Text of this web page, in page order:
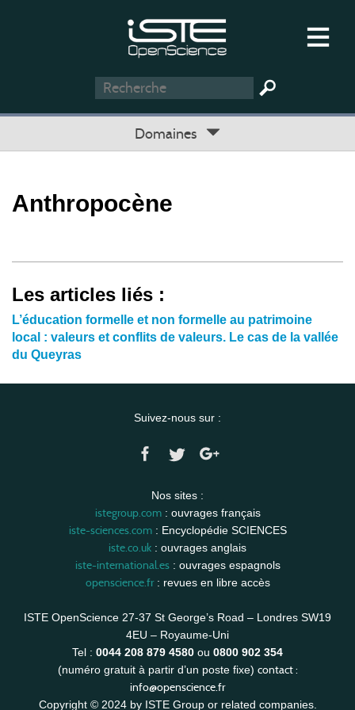
Domaines
Anthropocène
Les articles liés :
L’éducation formelle et non formelle au patrimoine
local : valeurs et conflits de valeurs. Le cas de la vallée
du Queyras
Suivez-nous sur :
Nos sites :
istegroup.com: ouvrages français
iste-sciences.com: Encyclopédie SCIENCES
iste.co.uk : ouvrages anglais
iste-international.es: ouvrages espagnols
openscience.fr: revues en libre accès
ISTE OpenScience 27-37 St George’s Road – Londres SW19
4EU – Royaume-Uni
Tel : 0044 208 879 4580 ou 0800 902 354
(numéro gratuit à partir d’un poste fixe) contact :
info@openscience.fr
Copyright © 2024 by ISTE Group or related companies.